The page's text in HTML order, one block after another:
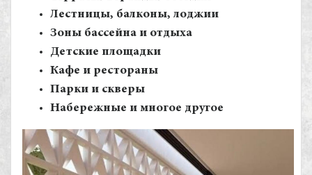
Лестницы, балконы, лоджии
Зоны бассейна и отдыха
Детские площадки
Кафе и рестораны
Парки и скверы
Набережные и многое другое